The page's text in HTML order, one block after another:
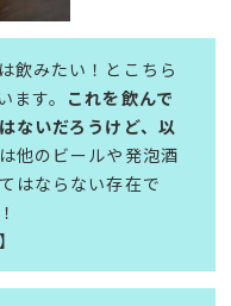
飲みたい！とこちら
す。 これを飲んで
ないだろうけど、以
他のビールや発泡酒
はならない存在で